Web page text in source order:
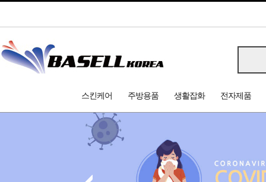
스킨케어 주방용품 생활잡화 전자제품